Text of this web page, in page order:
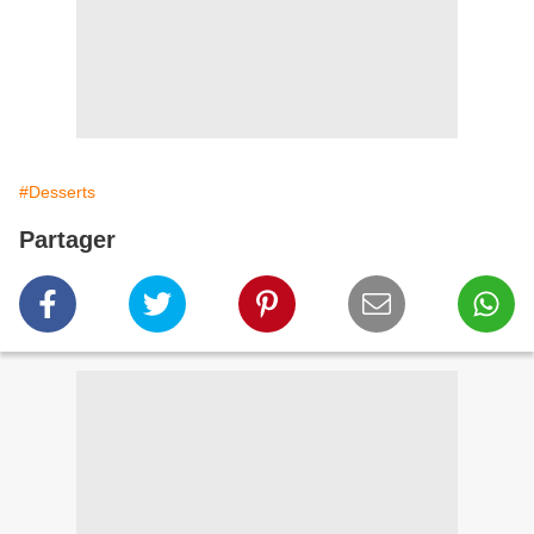
#Desserts
Partager